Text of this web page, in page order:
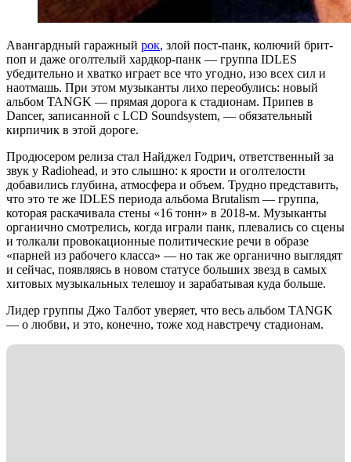
Авангардный гаражный рок, злой пост-панк, колючий брит-
поп и даже оголтелый хардкор-панк — группа IDLES
убедительно и хватко играет все что угодно, изо всех сил и
наотмашь. При этом музыканты лихо переобулись: новый
альбом TANGK — прямая дорога к стадионам. Припев в
Dancer, записанной с LCD Soundsystem, — обязательный
кирпичик в этой дороге.
Продюсером релиза стал Найджел Годрич, ответственный за
звук у Radiohead, и это слышно: к ярости и оголтелости
добавились глубина, атмосфера и объем. Трудно представить,
что это те же IDLES периода альбома Brutalism — группа,
которая раскачивала стены «16 тонн» в 2018-м. Музыканты
органично смотрелись, когда играли панк, плевались со сцены
и толкали провокационные политические речи в образе
«парней из рабочего класса» — но так же органично выглядят
и сейчас, появляясь в новом статусе больших звезд в самых
хитовых музыкальных телешоу и зарабатывая куда больше.
Лидер группы Джо Талбот уверяет, что весь альбом TANGK
— о любви, и это, конечно, тоже ход навстречу стадионам.